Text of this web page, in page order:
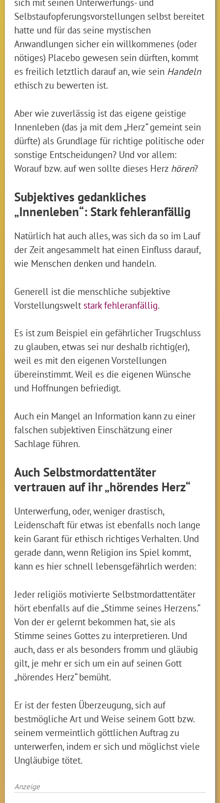
Selbstaufopferungsvorstellungen selbst bereitet
hatte und für das seine mystischen
Anwandlungen sicher ein willkommenes (oder
nötiges) Placebo gewesen sein dürften, kommt
es freilich letztlich darauf an, wie sein Handeln
ethisch zu bewerten ist.
Aber wie zuverlässig ist das eigene geistige
Innenleben (das ja mit dem „Herz“ gemeint sein
dürfte) als Grundlage für richtige politische oder
sonstige Entscheidungen? Und vor allem:
Worauf bzw. auf wen sollte dieses Herz hören?
Subjektives gedankliches
„Innenleben“: Stark fehleranfällig
Natürlich hat auch alles, was sich da so im Lauf
der Zeit angesammelt hat einen Einfluss darauf,
wie Menschen denken und handeln.
Generell ist die menschliche subjektive
Vorstellungswelt stark fehleranfällig.
Es ist zum Beispiel ein gefährlicher Trugschluss
zu glauben, etwas sei nur deshalb richtig(er),
weil es mit den eigenen Vorstellungen
übereinstimmt. Weil es die eigenen Wünsche
und Hoffnungen befriedigt.
Auch ein Mangel an Information kann zu einer
falschen subjektiven Einschätzung einer
Sachlage führen.
Auch Selbstmordattentäter
vertrauen auf ihr „hörendes Herz“
Unterwerfung, oder, weniger drastisch,
Leidenschaft für etwas ist ebenfalls noch lange
kein Garant für ethisch richtiges Verhalten. Und
gerade dann, wenn Religion ins Spiel kommt,
kann es hier schnell lebensgefährlich werden:
Jeder religiös motivierte Selbstmordattentäter
hört ebenfalls auf die „Stimme seines Herzens.“
Von der er gelernt bekommen hat, sie als
Stimme seines Gottes zu interpretieren. Und
auch, dass er als besonders fromm und gläubig
gilt, je mehr er sich um ein auf seinen Gott
„hörendes Herz“ bemüht.
Er ist der festen Überzeugung, sich auf
bestmögliche Art und Weise seinem Gott bzw.
seinem vermeintlich göttlichen Auftrag zu
unterwerfen, indem er sich und möglichst viele
Ungläubige tötet.
Anzeige